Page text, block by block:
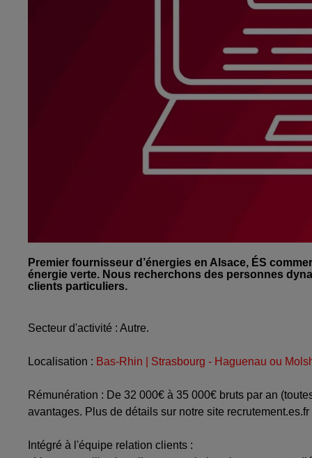
Premier fournisseur d’énergies en Alsace, ÉS
énergie verte. Nous recherchons des personnes
clients particuliers.
Secteur d'activité : Autre.
Localisation : Bas-Rhin | Strasbourg - Haguenau ou
Rémunération : De 32 000€ à 35 000€ bruts par an
avantages. Plus de détails sur notre site recrutement.es.fr
Intégré à l'équipe relation clients :